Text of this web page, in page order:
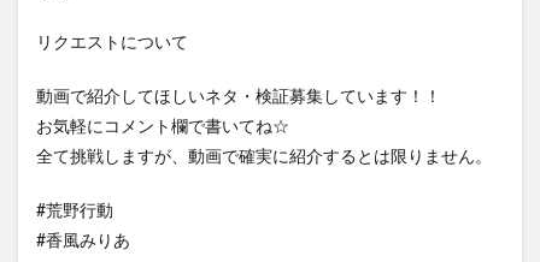
リクエストについて
動画で紹介してほしいネタ・検証募集しています！！
お気軽にコメント欄で書いてね☆
全て挑戦しますが、動画で確実に紹介するとは限りません。
#荒野行動
#香風みりあ